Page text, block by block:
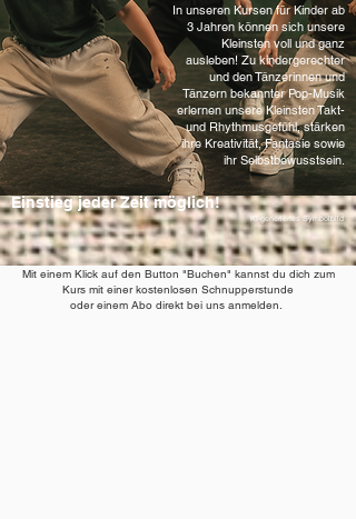
In unseren Kursen für Kinder ab
3 Jahren können sich unsere
Kleinsten voll und ganz
ausleben! Zu kindergerechter
und den Tänzerinnen und
Tänzern bekannter Pop-Musik
erlernen unsere Kleinsten Takt-
und Rhythmusgefühl, stärken
ihre Kreativität, Fantasie sowie
ihr Selbstbewusstsein.
Einstieg jeder Zeit möglich!
KI-generiertes Symbolbild
Mit einem Klick auf den Button "Buchen" kannst du dich zum
Kurs mit einer kostenlosen Schnupperstunde
oder einem Abo direkt bei uns anmelden.